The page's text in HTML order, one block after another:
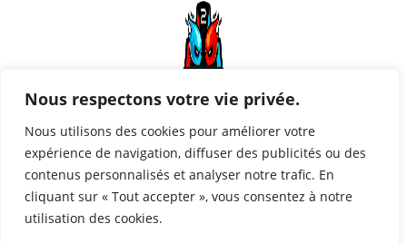
Nous respectons votre vie privée.
Nous utilisons des cookies pour améliorer votre
expérience de navigation, diffuser des publicités ou des
contenus personnalisés et analyser notre trafic. En
cliquant sur « Tout accepter », vous consentez à notre
utilisation des cookies.
Compte Twitter de 2Rivals